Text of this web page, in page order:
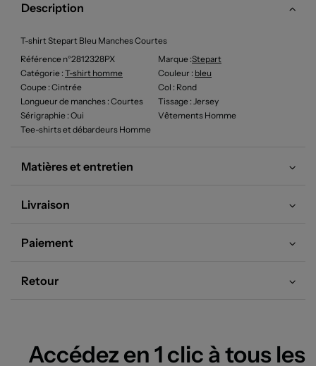
Description
T-shirt Stepart Bleu Manches Courtes
Référence n°2812328PX
Marque :Stepart
Catégorie : T-shirt homme Couleur : bleu
Coupe : Cintrée Col : Rond
Longueur de manches : Courtes Tissage : Jersey
Sérigraphie : Oui
Vêtements Homme
Tee-shirts et débardeurs Homme
Matières et entretien
Livraison
Paiement
Retour
Accédez en 1 clic à tous les